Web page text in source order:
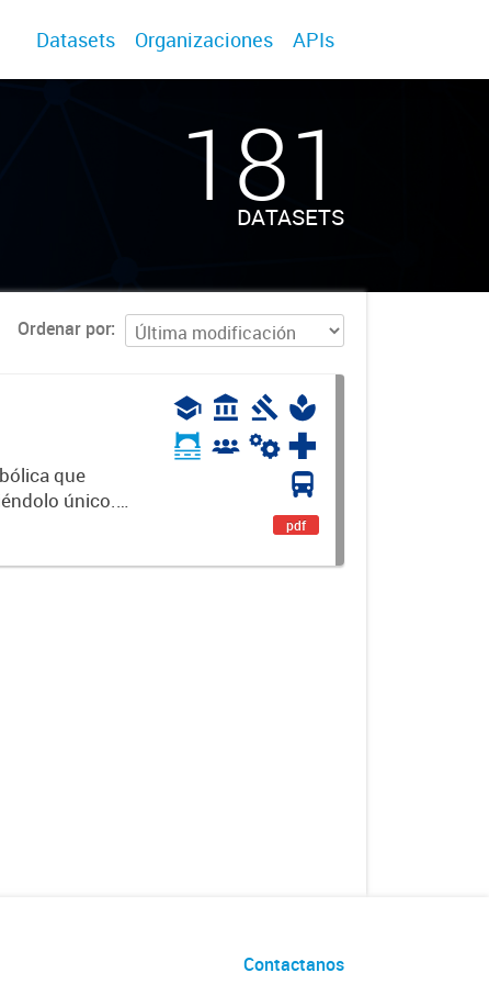
Datasets Organizaciones APIs
181
DATASETS
Ordenar por
que
único.
pdf
Contactanos